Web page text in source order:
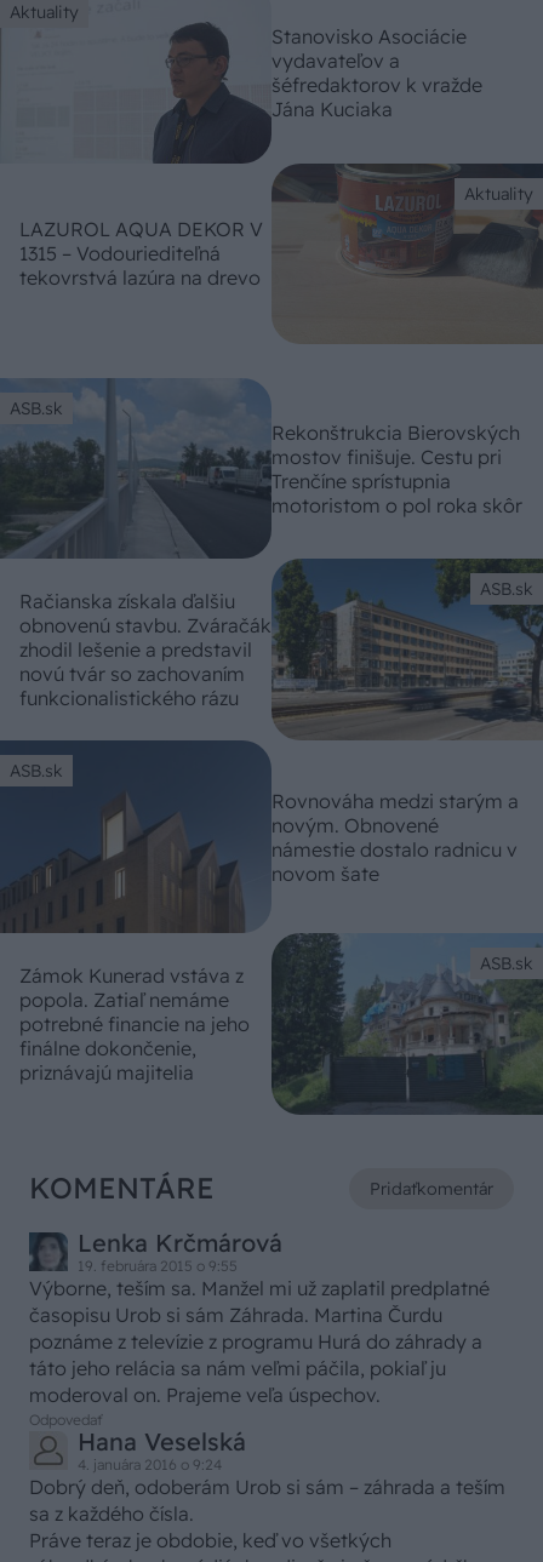
Aktuality
Stanovisko Asociácie
vydavateľov a
šéfredaktorov k vražde
Jána Kuciaka
Aktuality
LAZUROL AQUA DEKOR V
1315 – Vodouriediteľná
tekovrstvá lazúra na drevo
ASB.sk
Rekonštrukcia Bierovských
mostov finišuje. Cestu pri
Trenčíne sprístupnia
motoristom o pol roka skôr
ASB.sk
Račianska získala ďalšiu
obnovenú stavbu. Zváračák
zhodil lešenie a predstavil
novú tvár so zachovaním
funkcionalistického rázu
ASB.sk
Rovnováha medzi starým a
novým. Obnovené
námestie dostalo radnicu v
novom šate
ASB.sk
Zámok Kunerad vstáva z
popola. Zatiaľ nemáme
potrebné financie na jeho
finálne dokončenie,
priznávajú majitelia
KOMENTÁRE Pridaťkomentár
Lenka Krčmárová
19. februára 2015 o 9:55
Výborne, teším sa. Manžel mi už zaplatil predplatné
časopisu Urob si sám Záhrada. Martina Čurdu
poznáme z televízie z programu Hurá do záhrady a
táto jeho relácia sa nám veľmi páčila, pokiaľ ju
moderoval on. Prajeme veľa úspechov.
Odpovedať
Hana Veselská
4. januára 2016 o 9:24
Dobrý deň, odoberám Urob si sám – záhrada a teším
sa z každého čísla.
Práve teraz je obdobie, keď vo všetkých